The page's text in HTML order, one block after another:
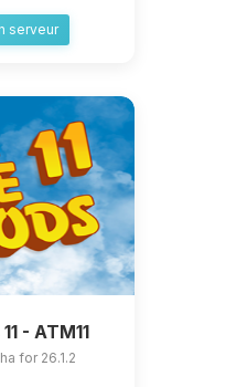
serveur
- ATM11
for 26.1.2